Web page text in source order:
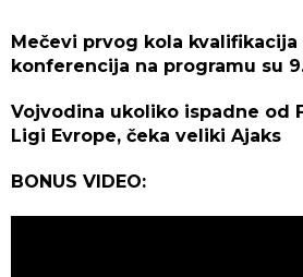
Mečevi prvog kola kvalifikacija
konferencija na programu su
Vojvodina ukoliko ispadne od
Ligi Evrope, čeka veliki Ajaks
BONUS VIDEO: